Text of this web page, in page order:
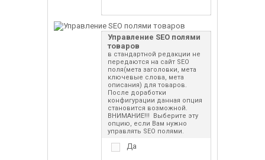
Управление SEO полями
товаров
в стандартной редакции не
передаются на сайт SEO
поля(мета заголовки, мета
ключевые слова, мета
описания) для товаров.
После доработки
конфигурации данная опция
становится возможной.
ВНИМАНИЕ!!! Выберите эту
опцию, если Вам нужно
управлять SEO полями.
Да